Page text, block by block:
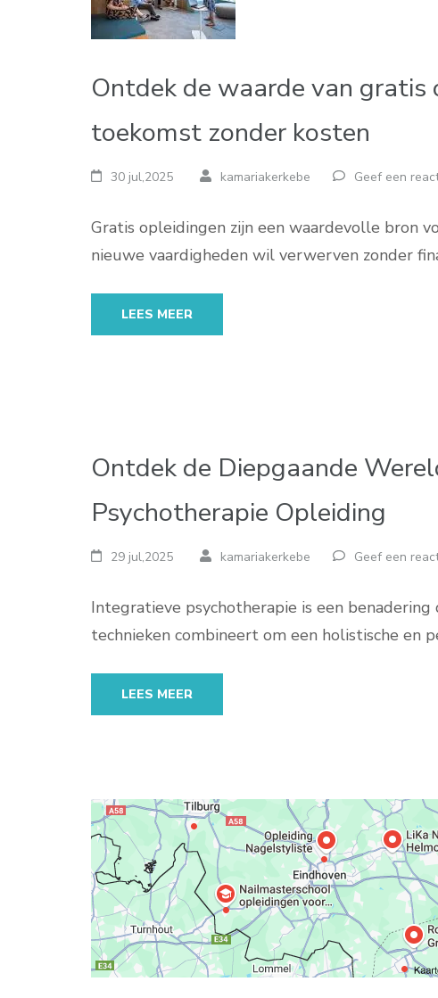
Ontdek de waarde van
toekomst zonder kosten
30 jul,2025 kamariakerkebe Geef een
Gratis opleidingen zijn een waardevolle bron
nieuwe vaardigheden wil verwerven zonder
LEES MEER
Ontdek de Diepgaande
Psychotherapie Opleiding
29 jul,2025 kamariakerkebe Geef een
Integratieve psychotherapie is een
technieken combineert om een holistische en
LEES MEER